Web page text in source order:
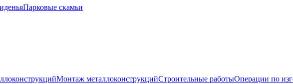
Парковые скамьи
Монтаж металлоконструкцийСтроительные работыОперации по